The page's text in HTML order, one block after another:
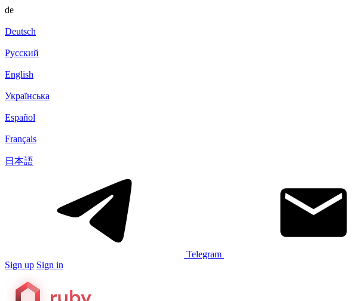
de
Deutsch
Русский
English
Українська
Español
Français
日本語
Telegram
Sign up Sign in